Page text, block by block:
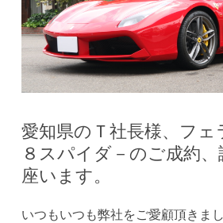
愛知県のＴ社長様、フ
８スパイダ－のご成約
座います。
いつもいつも弊社をご愛顧頂きま